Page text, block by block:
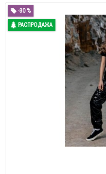
-30 %
РАСПРОДАЖА